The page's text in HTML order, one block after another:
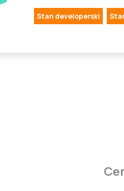
Stan developerski